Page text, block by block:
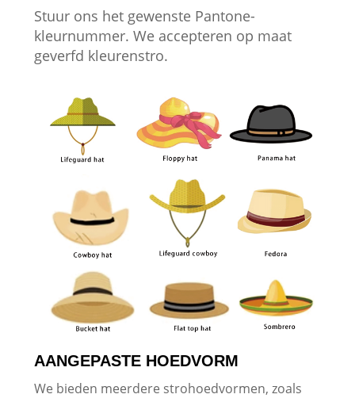
Stuur ons het gewenste Pantone-
kleurnummer. We accepteren op maat
geverfd kleurenstro.
AANGEPASTE HOEDVORM
We bieden meerdere strohoedvormen, zoals